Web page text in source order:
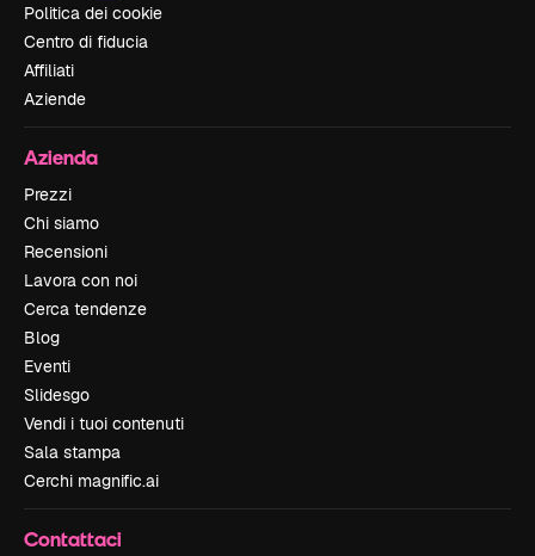
Politica dei cookie
Centro di fiducia
Affiliati
Aziende
Azienda
Prezzi
Chi siamo
Recensioni
Lavora con noi
Cerca tendenze
Blog
Eventi
Slidesgo
Vendi i tuoi contenuti
Sala stampa
Cerchi magnific.ai
Contattaci